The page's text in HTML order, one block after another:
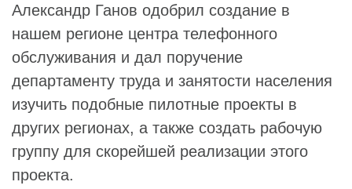
Александр Ганов одобрил создание в
нашем регионе центра телефонного
обслуживания и дал поручение
департаменту труда и занятости населения
изучить подобные пилотные проекты в
других регионах, а также создать рабочую
группу для скорейшей реализации этого
проекта.